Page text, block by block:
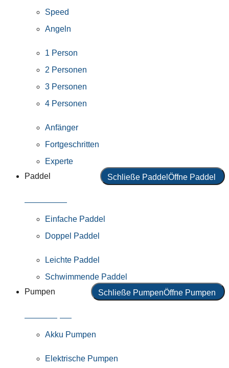
Speed
Angeln
1 Person
2 Personen
3 Personen
4 Personen
Anfänger
Fortgeschritten
Experte
Paddel
Schließe Paddel Öffne Paddel
Einfache Paddel
Doppel Paddel
Leichte Paddel
Schwimmende Paddel
Pumpen
Schließe PumpenÖffne Pumpen
Akku Pumpen
Elektrische Pumpen